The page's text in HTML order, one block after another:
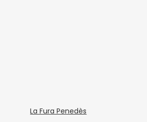
La Fura Penedès